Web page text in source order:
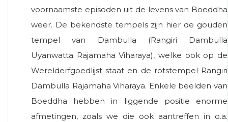
voornaamste episoden uit de levens van Boeddha
weer. De bekendste tempels zijn hier de gouden
tempel van Dambulla (Rangiri Dambulla
Uyanwatta Rajamaha Viharaya), welke ook op de
Werelderfgoedlijst staat en de rotstempel Rangiri
Dambulla Rajamaha Viharaya. Enkele beelden van
Boeddha hebben in liggende positie enorme
afmetingen, zoals we die ook aantreffen in o.a.